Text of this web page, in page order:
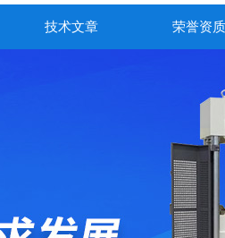
技术文章 荣誉资质